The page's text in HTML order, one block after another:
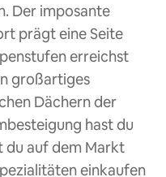
Der imposante
prägt eine Seite
erreichst
großartiges
Dächern der
hast du
du auf dem Markt
einkaufen